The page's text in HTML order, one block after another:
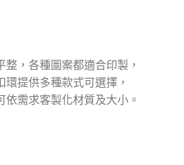
整，各種圖案都適合印製，
環提供多種款式可選擇，
依需求客製化材質及大小。